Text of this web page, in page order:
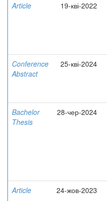
Article
19-кві-2022
Conference
Abstract
25-кві-2024
Bachelor
Thesis
28-чер-2024
Article 24-жов-2023